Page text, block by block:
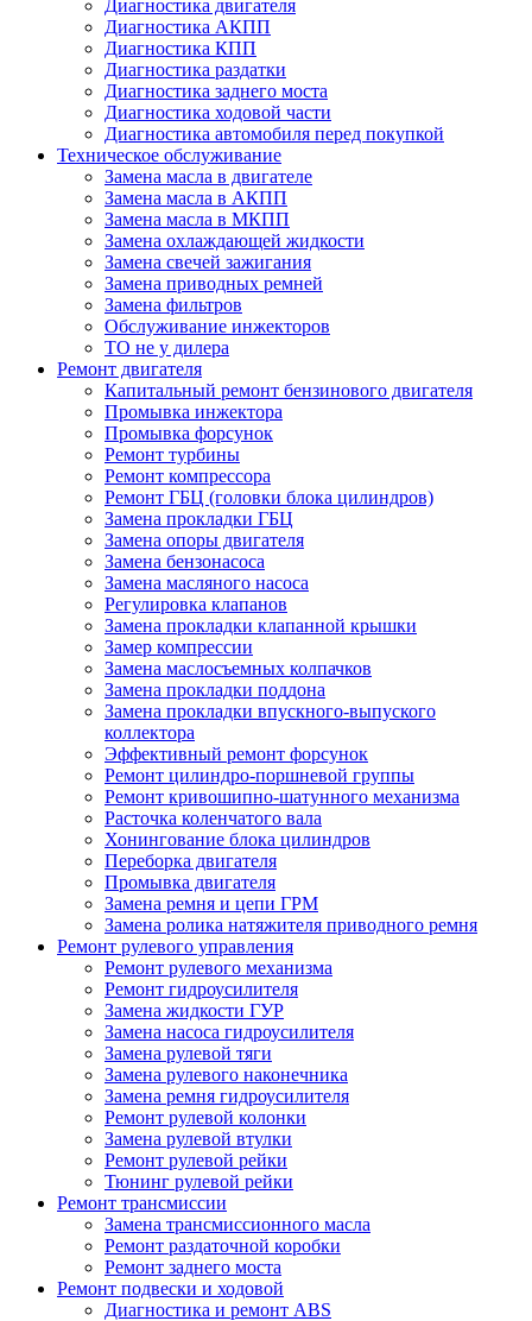
Диагностика двигателя
Диагностика АКПП
Диагностика КПП
Диагностика раздатки
Диагностика заднего моста
Диагностика ходовой части
Диагностика автомобиля перед покупкой
Техническое обслуживание
Замена масла в двигателе
Замена масла в АКПП
Замена масла в МКПП
Замена охлаждающей жидкости
Замена свечей зажигания
Замена приводных ремней
Замена фильтров
Обслуживание инжекторов
ТО не у дилера
Ремонт двигателя
Капитальный ремонт бензинового двигателя
Промывка инжектора
Промывка форсунок
Ремонт турбины
Ремонт компрессора
Ремонт ГБЦ (головки блока цилиндров)
Замена прокладки ГБЦ
Замена опоры двигателя
Замена бензонасоса
Замена масляного насоса
Регулировка клапанов
Замена прокладки клапанной крышки
Замер компрессии
Замена маслосъемных колпачков
Замена прокладки поддона
Замена прокладки впускного-выпуского
коллектора
Эффективный ремонт форсунок
Ремонт цилиндро-поршневой группы
Ремонт кривошипно-шатунного механизма
Расточка коленчатого вала
Хонингование блока цилиндров
Переборка двигателя
Промывка двигателя
Замена ремня и цепи ГРМ
Замена ролика натяжителя приводного ремня
Ремонт рулевого управления
Ремонт рулевого механизма
Ремонт гидроусилителя
Замена жидкости ГУР
Замена насоса гидроусилителя
Замена рулевой тяги
Замена рулевого наконечника
Замена ремня гидроусилителя
Ремонт рулевой колонки
Замена рулевой втулки
Ремонт рулевой рейки
Тюнинг рулевой рейки
Ремонт трансмиссии
Замена трансмиссионного масла
Ремонт раздаточной коробки
Ремонт заднего моста
Ремонт подвески и ходовой
Диагностика и ремонт ABS